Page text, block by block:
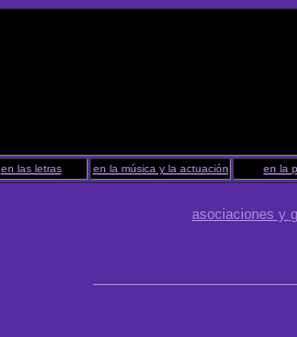
en las letras en la música y la actuación en la
asociaciones y